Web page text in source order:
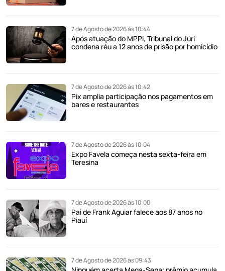
7 de Agosto de 2026 às 10:44
Após atuação do MPPI, Tribunal do Júri
condena réu a 12 anos de prisão por homicídio
7 de Agosto de 2026 às 10:42
Pix amplia participação nos pagamentos em
bares e restaurantes
7 de Agosto de 2026 às 10:04
Expo Favela começa nesta sexta-feira em
Teresina
7 de Agosto de 2026 às 10:00
Pai de Frank Aguiar falece aos 87 anos no
Piauí
7 de Agosto de 2026 às 09:43